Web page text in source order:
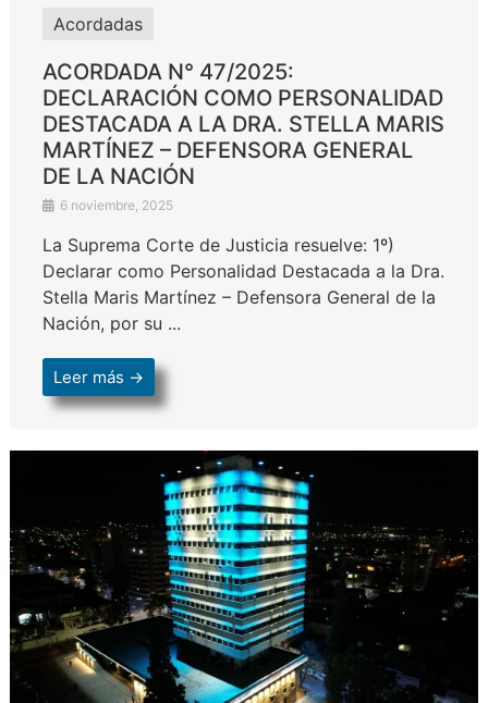
Acordadas
ACORDADA N° 47/2025:
DECLARACIÓN COMO PERSONALIDAD
DESTACADA A LA DRA. STELLA MARIS
MARTÍNEZ – DEFENSORA GENERAL
DE LA NACIÓN
6 noviembre, 2025
La Suprema Corte de Justicia resuelve: 1º)
Declarar como Personalidad Destacada a la Dra.
Stella Maris Martínez – Defensora General de la
Nación, por su ...
Leer más →